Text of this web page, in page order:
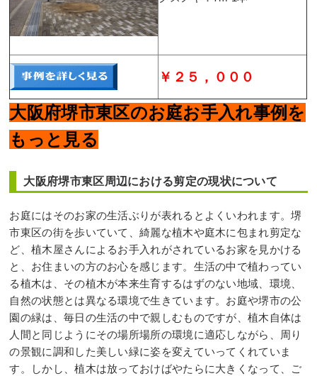
￥２５，０００
大阪府堺市東区のお庭お手入れ事例を
もっと見る
大阪府堺市東区周辺における剪定の現状について
お庭にはそのお家の生活ぶりが表れるとよくいわれます。堺
市東区の街を歩いていて、綺麗な植木や庭木に包まれ剪定な
ど、植木屋さんによるお手入れがされているお家を見かける
と、お住まいの方のお心を感じます。生活の中で植わってい
る植木は、その植木が本来生育するはずのない地域、環境、
自然の状態とは異なる環境で生きています。お庭や堺市の公
園の緑は、毎日の生活の中で親しむものですが、植木自体は
人間と同じようにその場所場所の環境に適応しながら、周り
の景観に調和した美しい緑に姿を変えていってくれていま
す。しかし、植木は放っておけばやたらに大きくなって、ご